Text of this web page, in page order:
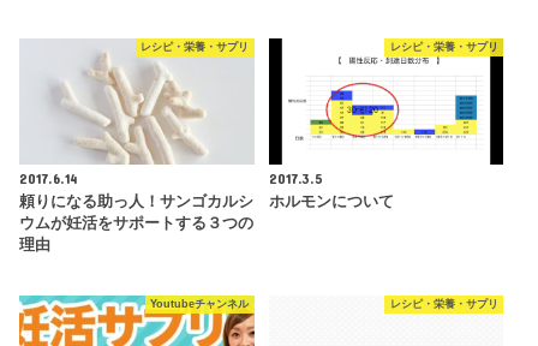
レシピ・栄養・サプリ
2017.6.14
頼りになる助っ人！サンゴカルシ
ウムが妊活をサポートする３つの
理由
レシピ・栄養・サプリ
2017.3.5
ホルモンについて
Youtubeチャンネル レシピ・栄養・サプリ